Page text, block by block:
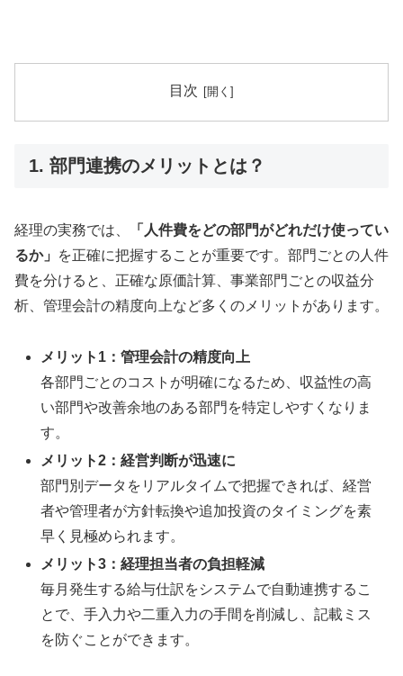
目次
1. 部門連携のメリットとは？
経理の実務では、
「人件費をどの部門がどれだけ使ってい
るか」
を正確に把握することが重要です。部門ごとの人件
費を分けると、正確な原価計算、事業部門ごとの収益分
析、管理会計の精度向上など多くのメリットがあります。
メリット1：管理会計の精度向上
各部門ごとのコストが明確になるため、収益性の高
い部門や改善余地のある部門を特定しやすくなりま
す。
メリット2：経営判断が迅速に
部門別データをリアルタイムで把握できれば、経営
者や管理者が方針転換や追加投資のタイミングを素
早く見極められます。
メリット3：経理担当者の負担軽減
毎月発生する給与仕訳をシステムで自動連携するこ
とで、手入力や二重入力の手間を削減し、記載ミス
を防ぐことができます。